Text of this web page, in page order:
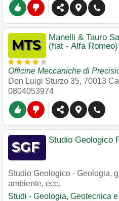
Manelli & Tauro
(fiat - Alfa Romeo)
Officine Meccaniche di
Don Luigi Sturzo 35, 70013
0804053974
Studio Geologico
Studio Geologico - Geologia,
ambiente, ecc.
Studi - Geologia, Geotecnica